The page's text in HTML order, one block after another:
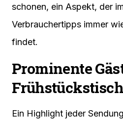
schonen, ein Aspekt, der
Verbrauchertipps immer
findet.
Prominente
Frühstückstisch
Ein Highlight jeder